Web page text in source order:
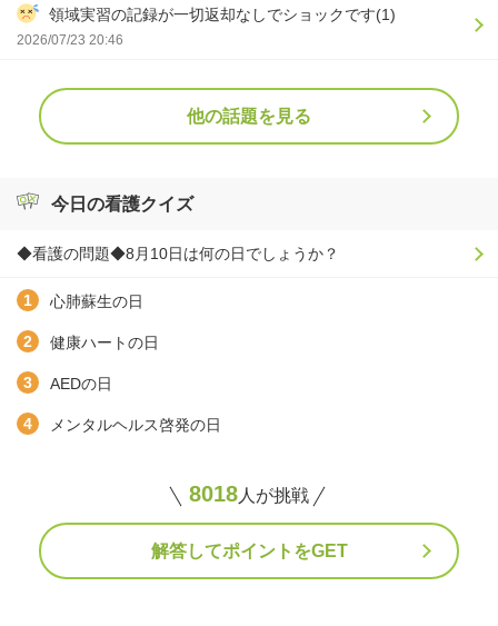
領域実習の記録が一切返却なしでショックです(1)
2026/07/23 20:46
他の話題を見る
今日の看護クイズ
◆看護の問題◆8月10日は何の日でしょうか？
心肺蘇生の日
健康ハートの日
AEDの日
メンタルヘルス啓発の日
8018 人が挑戦
解答してポイントをGET